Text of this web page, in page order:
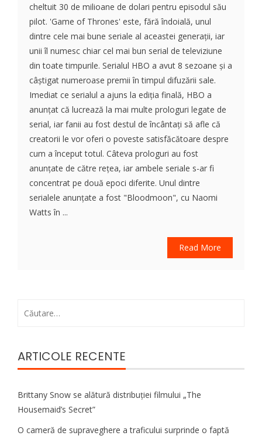
cheltuit 30 de milioane de dolari pentru episodul său
pilot. 'Game of Thrones' este, fără îndoială, unul
dintre cele mai bune seriale al aceastei generații, iar
unii îl numesc chiar cel mai bun serial de televiziune
din toate timpurile. Serialul HBO a avut 8 sezoane și a
câștigat numeroase premii în timpul difuzării sale.
Imediat ce serialul a ajuns la ediția finală, HBO a
anunțat că lucrează la mai multe prologuri legate de
serial, iar fanii au fost destul de încântați să afle că
creatorii le vor oferi o poveste satisfăcătoare despre
cum a început totul. Câteva prologuri au fost
anunțate de către rețea, iar ambele seriale s-ar fi
concentrat pe două epoci diferite. Unul dintre
serialele anunțate a fost "Bloodmoon", cu Naomi
Watts în ...
Read More
ARTICOLE RECENTE
Brittany Snow se alătură distribuției filmului „The
Housemaid’s Secret”
O cameră de supraveghere a traficului surprinde o faptă